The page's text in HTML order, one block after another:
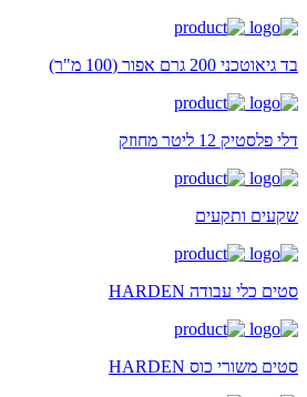
בד גיאוטכני 200 גרם אפור (100 מ"ר)
דלי פלסטיק 12 ליטר מחוזק
שקעים ותקעים
סטים כלי עבודה HARDEN
סטים משורי כוס HARDEN